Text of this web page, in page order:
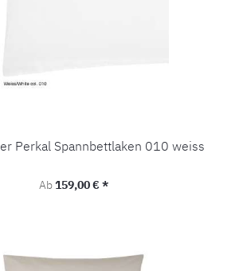
Perkal Spannbettlaken 010 weiss
Regulärer Preis:
Ab159,00 € *